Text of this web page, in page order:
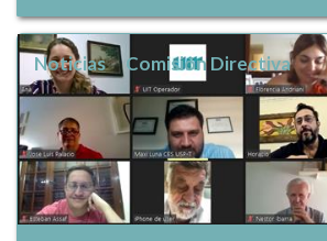
Noticias Comisión Directiva